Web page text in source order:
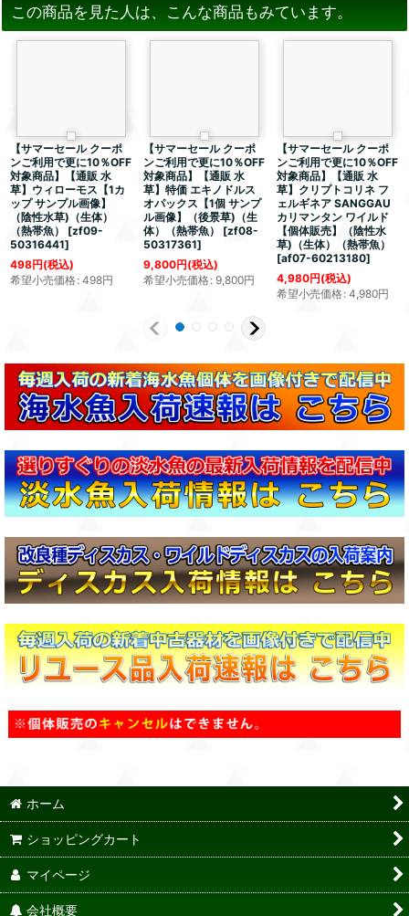
この商品を見た人は、こんな商品もみています。
【サマーセール クーポ
ンご利用で更に10％OFF
対象商品】【通販 水
草】ウィローモス【1カ
ップ サンプル画像】
（陰性水草)（生体）
（熱帯魚）
[zf09-
50316441]
498円(税込)
希望小売価格: 498円
【サマーセール クーポ
ンご利用で更に10％OFF
対象商品】【通販 水
草】特価 エキノドルス
オパックス【1個 サンプ
ル画像】（後景草)（生
体）（熱帯魚）
[zf08-
50317361]
9,800円(税込)
希望小売価格: 9,800円
【サマーセール クーポ
ンご利用で更に10％OFF
対象商品】【通販 水
草】クリプトコリネ フ
ェルギネア SANGGAU
カリマンタン ワイルド
【個体販売】（陰性水
草)（生体）（熱帯魚）
[af07-60213180]
4,980円(税込)
希望小売価格: 4,980円
ホーム
ショッピングカート
マイページ
会社概要